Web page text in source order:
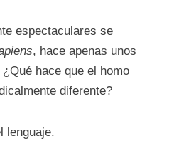
espectaculares se
, hace apenas unos
hace que el homo
diferente?
lenguaje.